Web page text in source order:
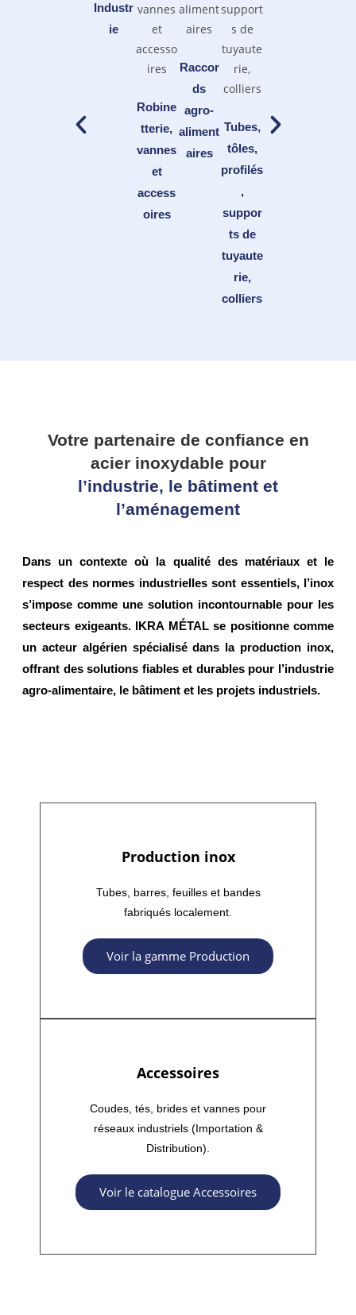
Industr
ie
Robine
tterie,
vannes
et
access
oires
Raccor
ds
agro-
aliment
aires
Tubes,
tôles,
profilés
,
suppor
ts de
tuyaute
rie,
colliers
e,
Votre partenaire de confiance en
acier inoxydable pour
l’industrie, le bâtiment et
l’aménagement
Dans un contexte où la qualité des matériauxet le
respect des normes industriellessont essentiels, l’inox
s’impose comme une solution incontournable pour les
secteurs exigeants. IKRA MÉTAL se positionne comme
un acteur algérien spécialisé dans la production inox,
offrant des solutions fiables et durables pour l’industrie
agro-alimentaire, le bâtiment et les projets industriels.
Production inox
Tubes, barres, feuilles et bandes
fabriqués localement.
Voir la gamme Production
Accessoires
Coudes, tés, brides et vannes pour
réseaux industriels (Importation &
Distribution).
Voir le catalogue Accessoires